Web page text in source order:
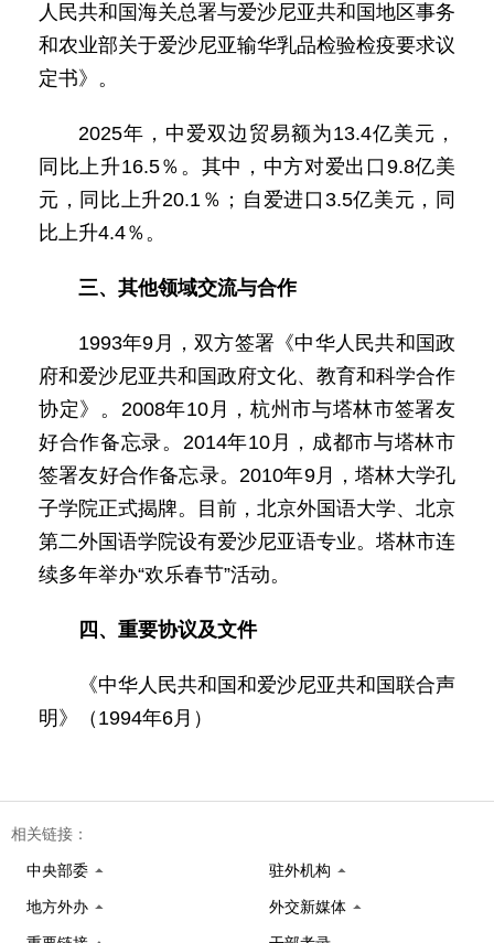
人民共和国海关总署与爱沙尼亚共和国地区事务
和农业部关于爱沙尼亚输华乳品检验检疫要求议
定书》。
2025年，中爱双边贸易额为13.4亿美元，
同比上升16.5％。其中，中方对爱出口9.8亿美
元，同比上升20.1％；自爱进口3.5亿美元，同
比上升4.4％。
三、其他领域交流与合作
1993年9月，双方签署《中华人民共和国政
府和爱沙尼亚共和国政府文化、教育和科学合作
协定》。2008年10月，杭州市与塔林市签署友
好合作备忘录。2014年10月，成都市与塔林市
签署友好合作备忘录。2010年9月，塔林大学孔
子学院正式揭牌。目前，北京外国语大学、北京
第二外国语学院设有爱沙尼亚语专业。塔林市连
续多年举办“欢乐春节”活动。
四、重要协议及文件
《中华人民共和国和爱沙尼亚共和国联合声
明》（1994年6月）
相关链接：
中央部委 驻外机构
地方外办 外交新媒体